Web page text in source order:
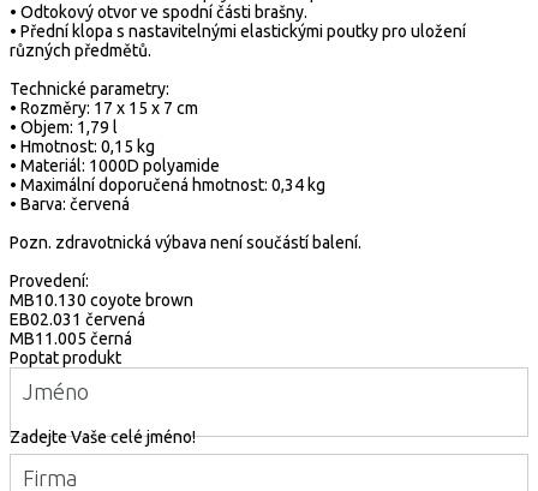
• Odtokový otvor ve spodní části brašny.
• Přední klopa s nastavitelnými elastickými poutky pro uložení
různých předmětů.
Technické parametry:
• Rozměry: 17 x 15 x 7 cm
• Objem: 1,79 l
• Hmotnost: 0,15 kg
• Materiál: 1000D polyamide
• Maximální doporučená hmotnost: 0,34 kg
• Barva: červená
Pozn. zdravotnická výbava není součástí balení.
Provedení:
MB10.130 coyote brown
EB02.031 červená
MB11.005 černá
Poptat produkt
Jméno
Zadejte Vaše celé jméno!
Firma